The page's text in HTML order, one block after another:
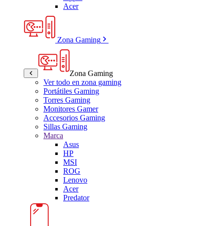
Acer
Zona Gaming
Zona Gaming
Ver todo en zona gaming
Portátiles Gaming
Torres Gaming
Monitores Gamer
Accesorios Gaming
Sillas Gaming
Marca
Asus
HP
MSI
ROG
Lenovo
Acer
Predator